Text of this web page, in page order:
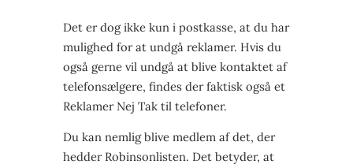
Det er dog ikke kun i postkasse, at du har
mulighed for at undgå reklamer. Hvis du
også gerne vil undgå at blive kontaktet af
telefonsælgere, findes der faktisk også et
Reklamer Nej Tak til telefoner.
Du kan nemlig blive medlem af det, der
hedder Robinsonlisten. Det betyder, at